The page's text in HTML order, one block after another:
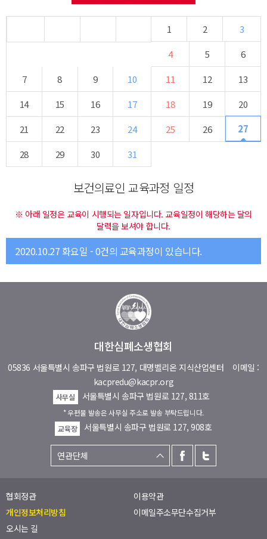
1 2
3
4
5
6
7
8 9 10 11 12
13
14
15 16 17 18 19
20
21
22 23 24 25 26 27
28 29 30 31
보건의료인 교육과정 일정
※ 아래 일정은 교육이 시행되는 일자입니다. 교육일정이 해당하는 달의
달력을 보셔야 합니다.
2020.10.27 화요일 - 0건의 교육과정이 있습니다.
대한심폐소생협회
05836 서울특별시 송파구 법원로 127, 대명벨리온 지식산업센터 이메일 :
kacpredu@kacpr.org
사무실 서울특별시 송파구 법원로 127, 811호
* 우편물 발송은 사무실 주소로 발송 부탁드립니다.
교육장
서울특별시 송파구 법원로 127, 908호
협회정관
이용약관
개인정보처리방침
이메일주소무단수집거부
오시는 길